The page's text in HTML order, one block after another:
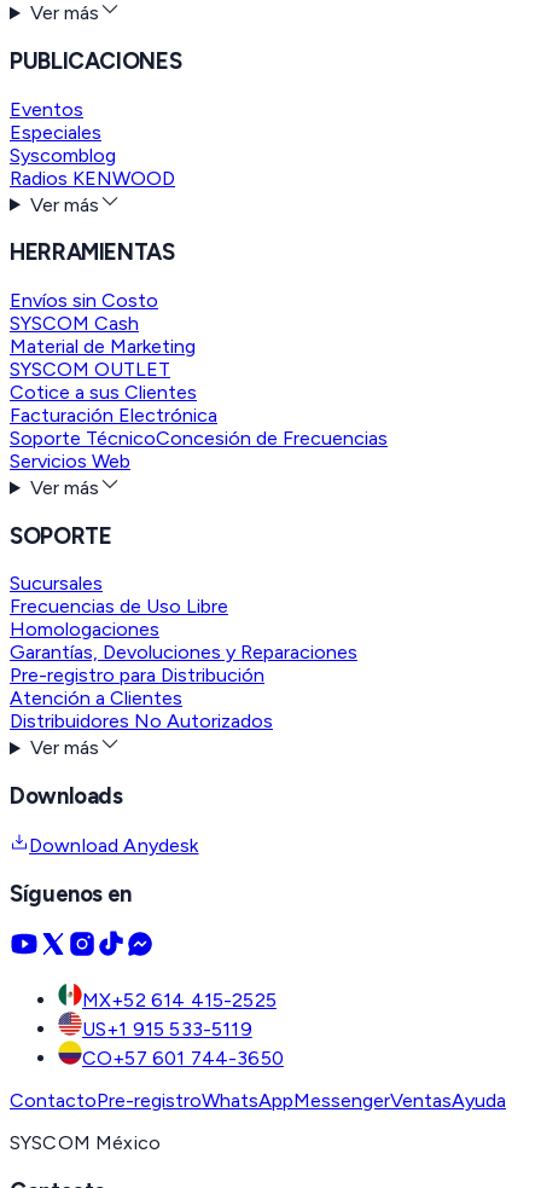
Ver más
PUBLICACIONES
Eventos
Especiales
Syscomblog
Radios KENWOOD
Ver más
HERRAMIENTAS
Envíos sin Costo
SYSCOM Cash
Material de Marketing
SYSCOM OUTLET
Cotice a sus Clientes
Facturación Electrónica
Soporte TécnicoConcesión de Frecuencias
Servicios Web
Ver más
SOPORTE
Sucursales
Frecuencias de Uso Libre
Homologaciones
Garantías, Devoluciones y Reparaciones
Pre-registro para Distribución
Atención a Clientes
Distribuidores No Autorizados
Ver más
Downloads
Download Anydesk
Síguenos en
MX+52 614 415-2525
US+1 915 533-5119
CO+57 601 744-3650
ContactoPre-registroWhatsAppMessengerVentasAyuda
SYSCOM México